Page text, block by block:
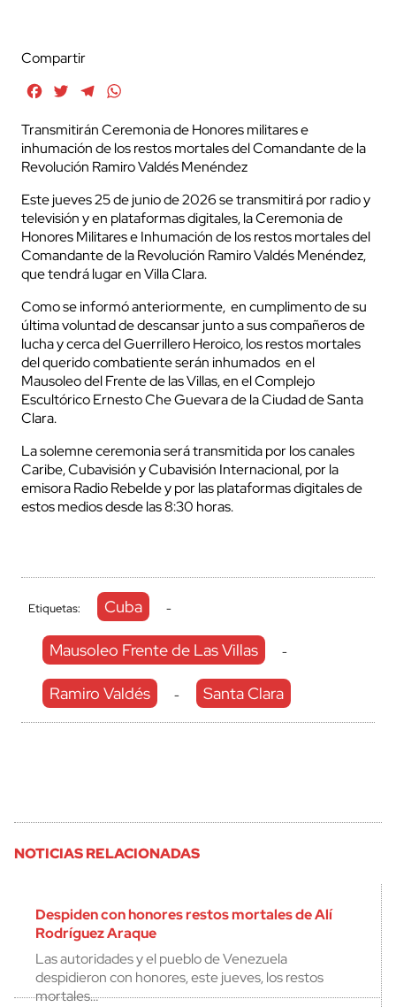
Compartir
FacebookTwitterTelegram
Transmitirán Ceremonia de Honores militares e
inhumación de los restos mortales del Comandante de la
Revolución Ramiro Valdés Menéndez
Este jueves 25 de junio de 2026 se transmitirá por radio y
televisión y en plataformas digitales, la Ceremonia de
Honores Militares e Inhumación de los restos mortales del
Comandante de la Revolución Ramiro Valdés Menéndez,
que tendrá lugar en Villa Clara.
Como se informó anteriormente, en cumplimento de su
última voluntad de descansar junto a sus compañeros de
lucha y cerca del Guerrillero Heroico, los restos mortales
del querido combatiente serán inhumados en el
Mausoleo del Frente de las Villas, en el Complejo
Escultórico Ernesto Che Guevara de la Ciudad de Santa
Clara.
La solemne ceremonia será transmitida por los canales
Caribe, Cubavisión y Cubavisión Internacional, por la
emisora Radio Rebelde y por las plataformas digitales de
estos medios desde las 8:30 horas.
Etiquetas: Cuba -
Mausoleo Frente de Las Villas -
Ramiro Valdés - Santa Clara
NOTICIAS RELACIONADAS
Despiden con honores restos mortales de Alí
Rodríguez Araque
Las autoridades y el pueblo de Venezuela
despidieron con honores, este jueves, los restos
mortales…